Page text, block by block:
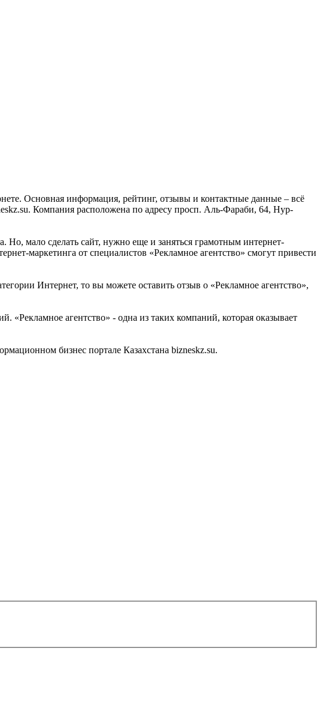
Основная информация, рейтинг, отзывы и контактные данные – всё
Компания расположена по адресу просп. Аль-Фараби, 64, Нур-
Но, мало сделать сайт, нужно еще и заняться грамотным интернет-
маркетинга от специалистов «Рекламное агентство» смогут привести
Интернет, то вы можете оставить отзыв о «Рекламное агентство»,
агентство» - одна из таких компаний, которая оказывает
бизнес портале Казахстана bizneskz.su.